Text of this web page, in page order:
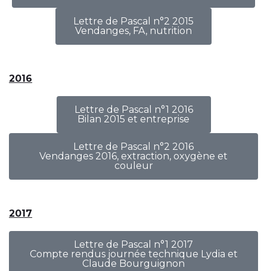
Lettre de Pascal n°2 2015
Vendanges, FA, nutrition
2016
Lettre de Pascal n°1 2016
Bilan 2015 et entreprise
Lettre de Pascal n°2 2016
Vendanges 2016, extraction, oxygène et
couleur
2017
Lettre de Pascal n°1 2017
Compte rendus journée technique Lydia et
Claude Bourguignon